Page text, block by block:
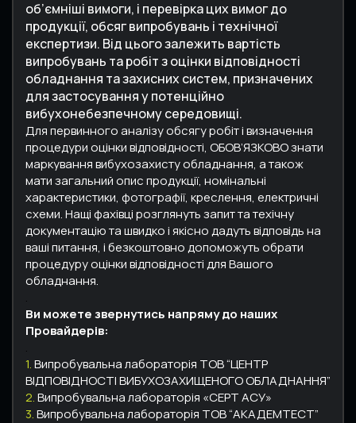
об’ємніші вимоги, і перевірка цих вимог до
продукції, обсяг випробувань і технічної
експертизи. Від цього залежить вартість
випробувань та робіт з оцінки відповідності
обладнання та захисних систем, призначених
для застосування у потенційно
вибухонебезпечному середовищі.
Для первинного аналізу обсягу робіт і визначення
процедури оцінки відповідності, ОБОВ’ЯЗКОВО знати
маркування вибухозахисту обладнання, а також
мати загальний опис продукції, номінальні
характеристики, фотографії, креслення, електричні
схеми. Нащі фахівці розглянуть запит та техічну
документацію та швидко і якісно дадуть відповідь на
ваші питання, і безкоштовно допоможуть обрати
процедуру оцінки відповідності для Вашого
обладнання.
.
Ви можете звернутись напряму до наших
Провайдерів:
.
1.Випробувальна лабораторія ТОВ “ЦЕНТР
ВІДПОВІДНОСТІ ВИБУХОЗАХИЩЕНОГО ОБЛАДНАННЯ”
2.Випробувальна лабораторія «СЕРТ АСУ»
3.Випробувальна лабораторія ТОВ “АКАДЕМТЕСТ”